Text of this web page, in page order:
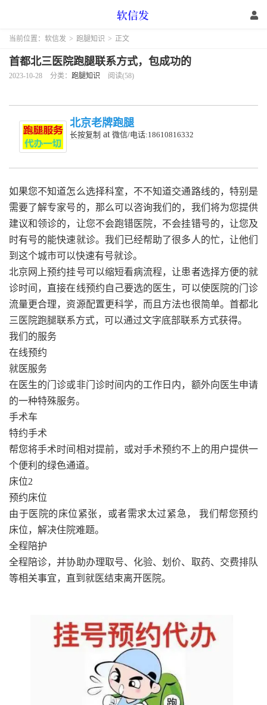
当前位置： 软信发 > 跑腿知识 > 正文
首都北三医院跑腿联系方式，包成功的
2023-10-28 分类： 跑腿知识 阅读(58)
北京老牌跑腿
长按复制 at 微信/电话:18610816332
如果您不知道怎么选择科室，不不知道交通路线的，特别是
需要了解专家号的，那么可以咨询我们的，我们将为您提供
建议和领诊的，让您不会跑错医院，不会挂错号的，让您及
时有号的能快速就诊。我们已经帮助了很多人的忙，让他们
到这个城市可以快速有号就诊。
北京网上预约挂号可以缩短看病流程，让患者选择方便的就
诊时间，直接在线预约自己要选的医生，可以使医院的门诊
流量更合理，资源配置更科学，而且方法也很简单。首都北
三医院跑腿联系方式，可以通过文字底部联系方式获得。
我们的服务
在线预约
就医服务
在医生的门诊或非门诊时间内的工作日内，额外向医生申请
的一种特殊服务。
手术车
特约手术
帮您将手术时间相对提前，或对手术预约不上的用户提供一
个便利的绿色通道。
床位2
预约床位
由于医院的床位紧张，或者需求太过紧急， 我们帮您预约
床位，解决住院难题。
全程陪护
全程陪诊，并协助办理取号、化验、划价、取药、交费排队
等相关事宜，直到就医结束离开医院。